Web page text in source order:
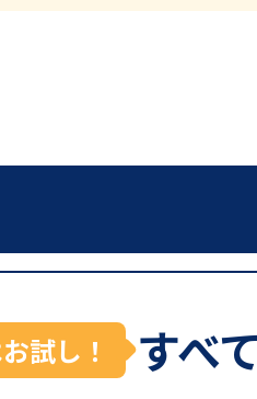
試し！ すべ